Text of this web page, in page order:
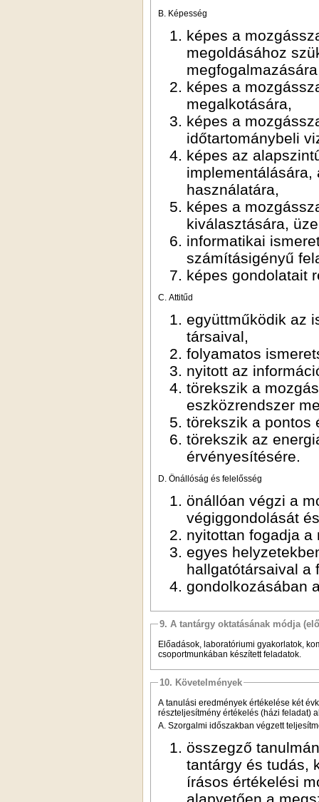
B. Képesség
képes a
megoldásához
képes a
megalkotására,
képes a
időtartománybeli
képes az
implementálására,
használatára,
képes a
kiválasztására,
informatikai
számításigényű
képes gondolatait
C. Attitűd
együttműködik az
társaival,
folyamatos
nyitott az
törekszik a
eszközrendszer
törekszik a pontos
törekszik az
érvényesítésére.
D. Önállóság és felelősség
önállóan végzi a
végiggondolását
nyitottan fogadja a
egyes
hallgatótársaival a
gondolkozásában
9. A tantárgy oktatásának módja
Előadások, laboratóriumi gyakorlatok,
csoportmunkában készített feladatok.
10. Követelmények
A tanulási eredmények értékelése két
részteljesítmény értékelés (házi feladat)
A. Szorgalmi időszakban végzett
összegző
tantárgy és tudás,
írásos értékelési
alapvetően a